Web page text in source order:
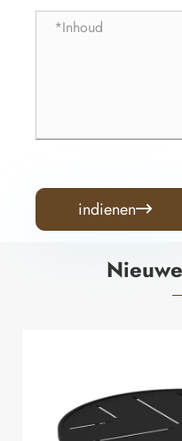
indienen
Rechthoekige
Bekijk meer >>